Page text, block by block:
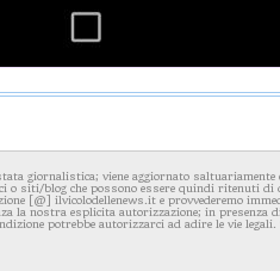
giornalistica; viene aggiornato
siti/blog che possono essere quindi ritenuti
[@] ilvicolodellenews.it e provvederemo
la nostra esplicita autorizzazione; in
potrebbe autorizzarci ad adire le vie